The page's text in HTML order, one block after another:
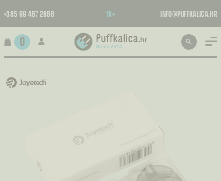
+385 99 467 2888 18+ INFO@PUFFKALICA.HR
0